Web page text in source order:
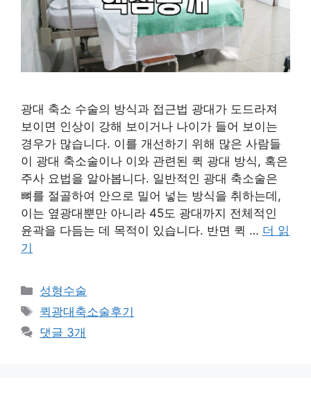
광대 축소 수술의 방식과 접근법 광대가 도드라져
보이면 인상이 강해 보이거나 나이가 들어 보이는
경우가 많습니다. 이를 개선하기 위해 많은 사람들
이 광대 축소술이나 이와 관련된 퀵 광대 방식, 혹은
주사 요법을 알아봅니다. 일반적인 광대 축소술은
뼈를 절골하여 안으로 밀어 넣는 방식을 취하는데,
이는 옆광대뿐만 아니라 45도 광대까지 전체적인
윤곽을 다듬는 데 목적이 있습니다. 반면 퀵 … 더 읽
기
카
테
고
리
성형수술
태
그
퀵광대축소술후기
댓글 3개